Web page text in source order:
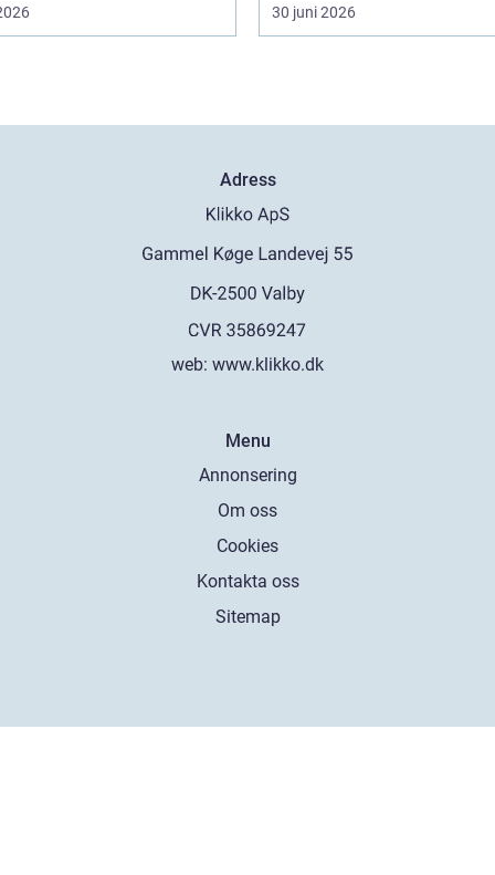
30 juni 2026
Adress
web: www.klikko.dk
Menu
Annonsering
Om oss
Cookies
Kontakta oss
Sitemap